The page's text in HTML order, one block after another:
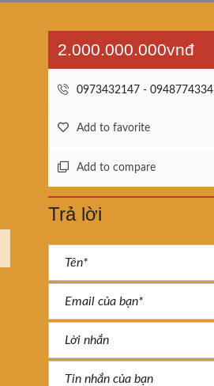
2.000.000.000vnđ
0973432147 - 0948774334
Add to favorite
Add to compare
Trả lời